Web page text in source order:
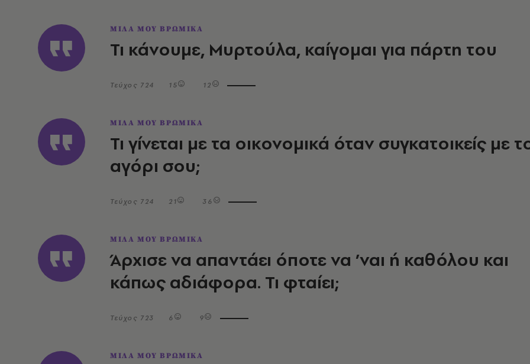
ΜΙΛΑ ΜΟΥ ΒΡΩΜΙΚΑ
Τι κάνουμε, Μυρτούλα, καίγομαι για πάρτη του
Τεύχος 724 15 12
ΜΙΛΑ ΜΟΥ ΒΡΩΜΙΚΑ
Τι γίνεται με τα οικονομικά όταν συγκατοικείς με
αγόρι σου;
Τεύχος 724 21 36
ΜΙΛΑ ΜΟΥ ΒΡΩΜΙΚΑ
Άρχισε να απαντάει όποτε να ’ναι ή καθόλου και
κάπως αδιάφορα. Τι φταίει;
Τεύχος 723 6 9
ΜΙΛΑ ΜΟΥ ΒΡΩΜΙΚΑ